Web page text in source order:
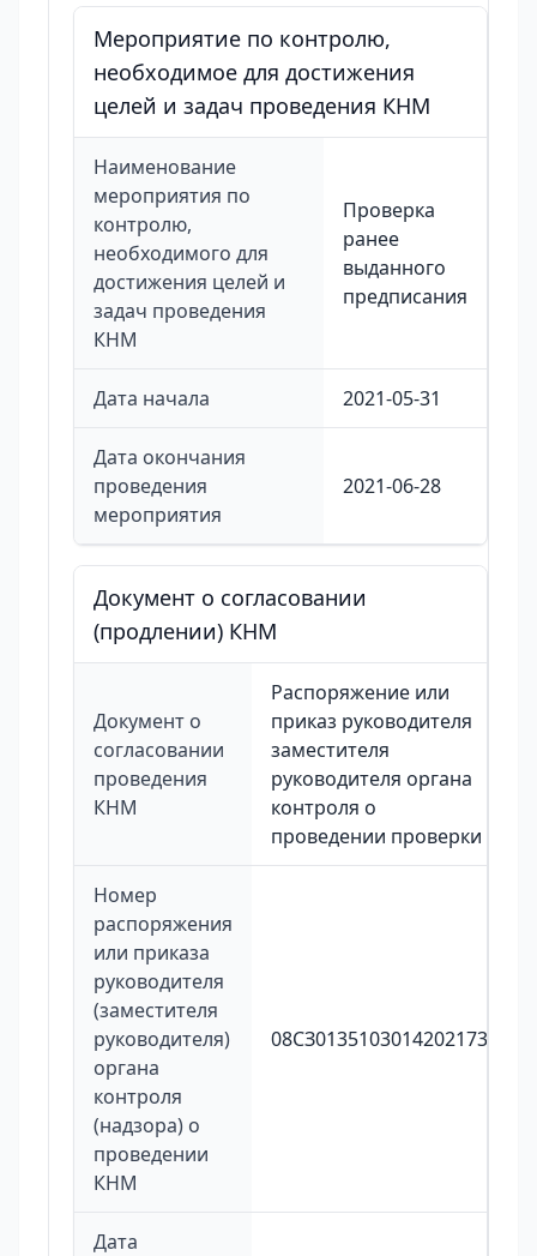
Мероприятие по контролю,
необходимое для достижения
целей и задач проведения КНМ
Наименование
мероприятия по
контролю,
необходимого для
достижения целей и
задач проведения
КНМ
Проверка
ранее
выданного
предписания
Дата начала 2021-05-31
Дата окончания
проведения
мероприятия
2021-06-28
Документ о согласовании
(продлении) КНМ
Документ о
согласовании
проведения
КНМ
Распоряжение или
приказ руководителя
заместителя
руководителя органа
контроля о
проведении проверки
Номер
распоряжения
или приказа
руководителя
(заместителя
руководителя)
органа
контроля
(надзора) о
проведении
КНМ
08СЗ0135103014202173
Дата